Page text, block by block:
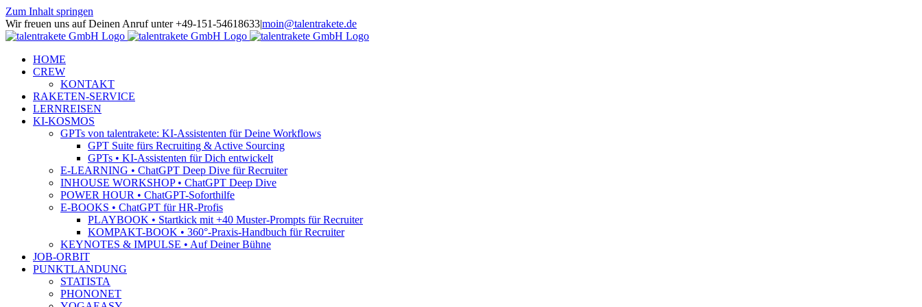
Zum Inhalt springen
Wir freuen uns auf Deinen Anruf unter +49-151-54618633|moin@talentrakete.de
HOME
CREW
KONTAKT
RAKETEN-SERVICE
LERNREISEN
KI-KOSMOS
GPTs von talentrakete: KI-Assistenten für Deine Workflows
GPT Suite fürs Recruiting & Active Sourcing
GPTs • KI-Assistenten für Dich entwickelt
E-LEARNING • ChatGPT Deep Dive für Recruiter
INHOUSE WORKSHOP • ChatGPT Deep Dive
POWER HOUR • ChatGPT-Soforthilfe
E-BOOKS • ChatGPT für HR-Profis
PLAYBOOK • Startkick mit +40 Muster-Prompts für Recruiter
KOMPAKT-BOOK • 360°-Praxis-Handbuch für Recruiter
KEYNOTES & IMPULSE • Auf Deiner Bühne
JOB-ORBIT
PUNKTLANDUNG
STATISTA
PHONONET